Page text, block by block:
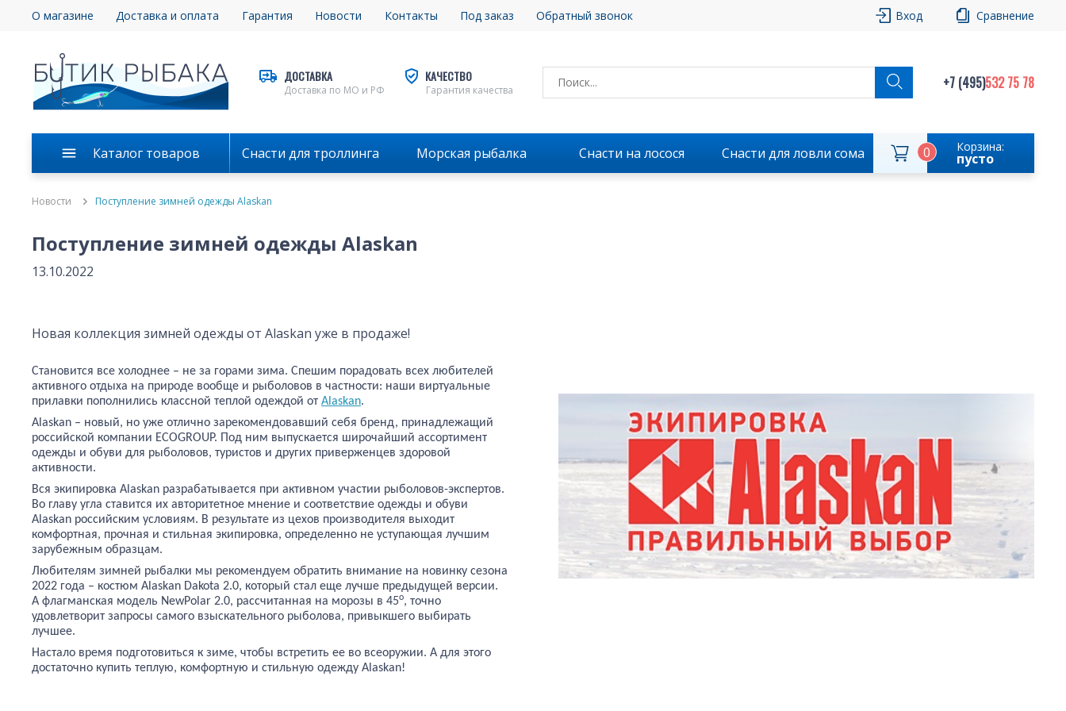
О магазине Доставка и оплата Гарантия Новости Контакты Под заказ Обратный звонок Вход Сравнение
ДОСТАВКА
Доставка по МО и РФ
КАЧЕСТВО
Гарантия качества +7 (495)532 75 78
Каталог товаров Снасти для троллинга Морская рыбалка Снасти на лосося Снасти для ловли сома Корзина:
пусто
0
Новости Поступление зимней одежды Alaskan
Поступление зимней одежды Alaskan
13.10.2022
Новая коллекция зимней одежды от Alaskan уже в продаже!
Становится все холоднее – не за горами зима. Спешим порадовать всех любителей
активного отдыха на природе вообще и рыболовов в частности: наши виртуальные
прилавки пополнились классной теплой одеждой от Alaskan.
Alaskan – новый, но уже отлично зарекомендовавший себя бренд, принадлежащий
российской компании ECOGROUP. Под ним выпускается широчайший ассортимент
одежды и обуви для рыболовов, туристов и других приверженцев здоровой
активности.
Вся экипировка Alaskan разрабатывается при активном участии рыболовов-экспертов.
Во главу угла ставится их авторитетное мнение и соответствие одежды и обуви
Alaskan российским условиям. В результате из цехов производителя выходит
комфортная, прочная и стильная экипировка, определенно не уступающая лучшим
зарубежным образцам.
Любителям зимней рыбалки мы рекомендуем обратить внимание на новинку сезона
2022 года – костюм Alaskan Dakota 2.0, который стал еще лучше предыдущей версии.
А флагманская модель NewPolar 2.0, рассчитанная на морозы в 45о, точно
удовлетворит запросы самого взыскательного рыболова, привыкшего выбирать
лучшее.
Настало время подготовиться к зиме, чтобы встретить ее во всеоружии. А для этого
достаточно купить теплую, комфортную и стильную одежду Alaskan!